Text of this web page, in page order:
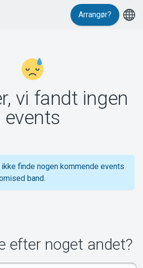
Support
Tickster
Arrangør?
vi fandt ingen
events
ikke finde nogen kommende events
band.
efter noget andet?